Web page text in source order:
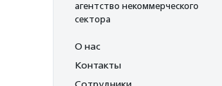
агентство некоммерческого
сектора
О нас
Контакты